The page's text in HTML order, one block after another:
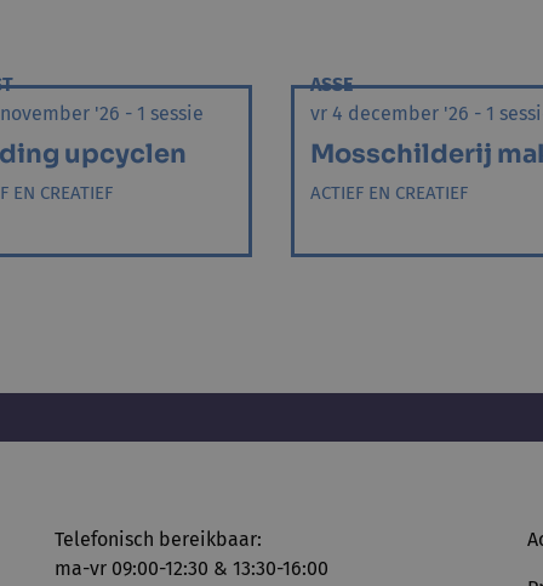
'26 - 1 sessie
upcyclen
EN CREATIEF
ASSE
vr 4 december '26 - 1
Mosschilderij
ACTIEF EN CREATIEF
Telefonisch bereikbaar:
ma-vr 09:00-12:30 & 13:30-16:00